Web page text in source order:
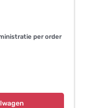
per order